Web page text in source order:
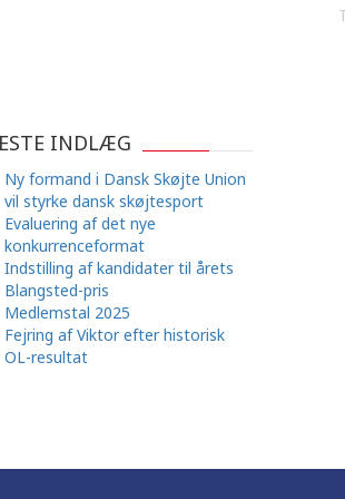
INDLÆG
Ny formand i Dansk Skøjte Union
vil styrke dansk skøjtesport
Evaluering af det nye
konkurrenceformat
Indstilling af kandidater til årets
Blangsted-pris
Medlemstal 2025
Fejring af Viktor efter historisk
OL-resultat